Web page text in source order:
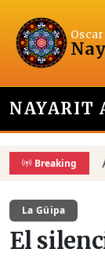
NAYARIT
Breaking
La Güipa
El